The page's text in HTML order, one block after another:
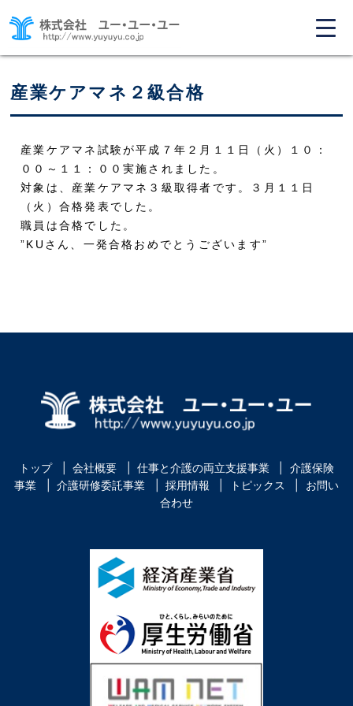
産業ケアマネ２級合格
産業ケアマネ試験が平成７年２月１１日（火）１０：
００～１１：００実施されました。
対象は、産業ケアマネ３級取得者です。３月１１日
（火）合格発表でした。
職員は合格でした。
”KUさん、一発合格おめでとうございます”
トップ 会社概要 仕事と介護の両立支援事業
介護保険
事業
介護研修委託事業 採用情報 トピックス
お問い
合わせ